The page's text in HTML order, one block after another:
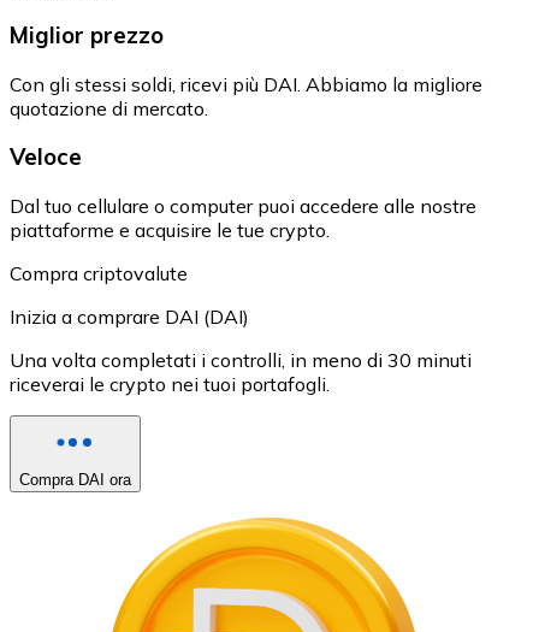
Miglior prezzo
Con gli stessi soldi, ricevi più DAI. Abbiamo la migliore
quotazione di mercato.
Veloce
Dal tuo cellulare o computer puoi accedere alle nostre
piattaforme e acquisire le tue crypto.
Compra criptovalute
Inizia a comprare DAI (DAI)
Una volta completati i controlli, in meno di 30 minuti
riceverai le crypto nei tuoi portafogli.
Compra DAI ora